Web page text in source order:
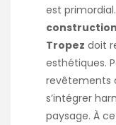
est
Tropez doit
esthétiques.
revêtements
s’intégrer
paysage. À